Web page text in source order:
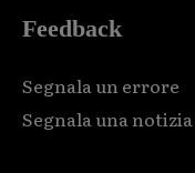
Feedback
Segnala un errore
Segnala una notizia